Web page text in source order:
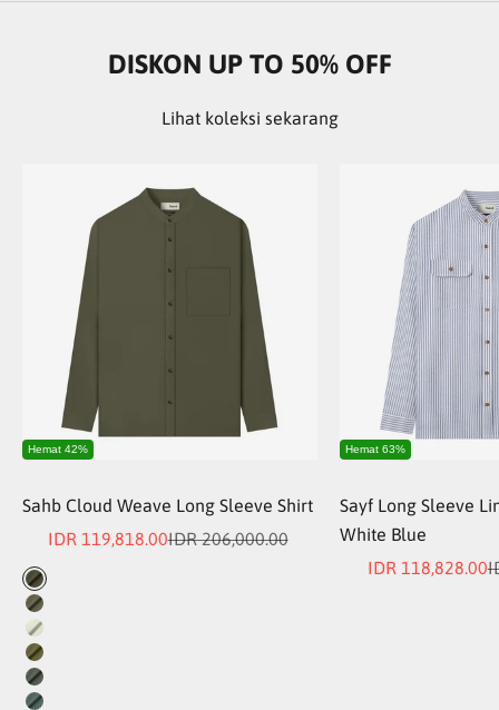
DISKON UP TO 50% OFF
Lihat koleksi sekarang
Hemat 42%
Sahb Cloud Weave Long Sleeve Shirt
Sale price
IDR 119,818.00Regular price
IDR 206,000.00
Color
Dark Green
Dusk Olive
Light Green
Olive
Olive Green
Hemat 63%
Sayf Long Sleeve
White Blue
Sale price
IDR 118,828.00